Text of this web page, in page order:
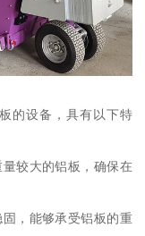
的设备，具有以下特
较大的铝板，确保在
，能够承受铝板的重